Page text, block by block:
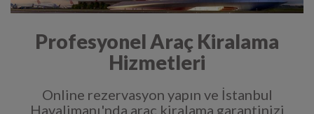
Profesyonel Araç Kiralama
Hizmetleri
Online rezervasyon yapın ve İstanbul
Havalimanı'nda araç kiralama garantinizi
verelim.